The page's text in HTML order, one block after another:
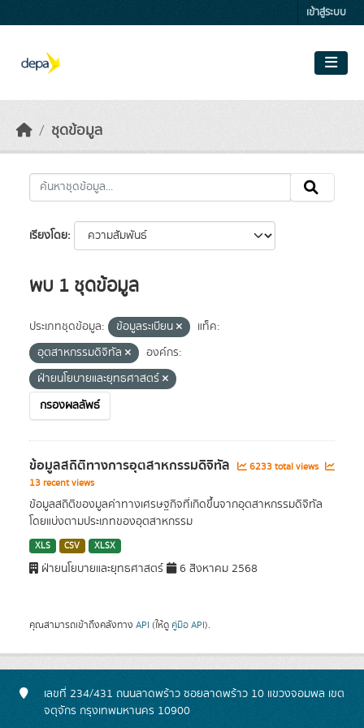
เข้าสู่ระบบ
ชุดข้อมูล
เรียงโดย
พบ 1 ชุดข้อมูล
ประเภทชุดข้อมูล: ข้อมูลระเบียน
แท็ค:
อุตสาหกรรมดิจิทัล
องค์กร:
ฝ่ายนโยบายและยุทธศาสตร์
กรองผลลัพธ์
ข้อมูลสถิติทางการอุตสาหกรรมดิจิทัล
6233 total views
13 recent views
ข้อมูลสถิติของมูลค่าทางเศรษฐกิจที่เกิดขึ้นจากอุตสาหกรรมดิจิทัล
โดยแบ่งตามประเภทของอุตสาหกรรม
XLS CSV XLSX
ฝ่ายนโยบายและยุทธศาสตร์ 6 สิงหาคม 2568
คุณสามารถเข้าถึงคลังทาง API (ให้ดู คู่มือ API).
เลขที่ 234/431 ถนนลาดพร้าว ซอยลาดพร้าว 10 แขวงจอมพล เขต
จตุจักร กรุงเทพมหานคร 10900